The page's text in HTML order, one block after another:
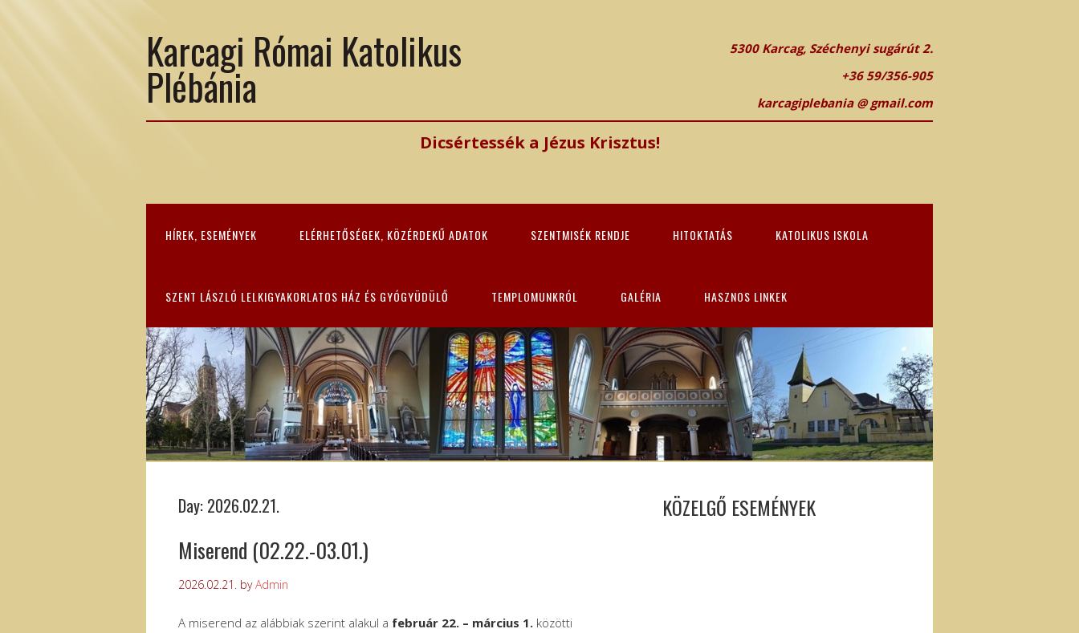
Karcagi Római Katolikus
Plébánia
5300 Karcag, Széchenyi sugárút 2.
+36 59/356-905
karcagiplebania @ gmail.com
Dicsértessék a Jézus Krisztus!
HÍREK, ESEMÉNYEK ELÉRHETŐSÉGEK, KÖZÉRDEKŰ ADATOK SZENTMISÉK RENDJE HITOKTATÁS KATOLIKUS ISKOLA
SZENT LÁSZLÓ LELKIGYAKORLATOS HÁZ ÉS GYÓGYÜDÜLŐ TEMPLOMUNKRÓL GALÉRIA HASZNOS LINKEK
Day: 2026.02.21.
Miserend (02.22.-03.01.)
2026.02.21. byAdmin
A miserend az alábbiak szerint alakul a február 22. – március 1. közötti
KÖZELGŐ ESEMÉNYEK